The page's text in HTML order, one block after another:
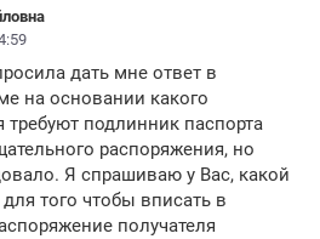
дать мне ответ в
на основании какого
требуют подлинник паспорта
распоряжения, но
Я спрашиваю у Вас, какой
того чтобы вписать в
получателя